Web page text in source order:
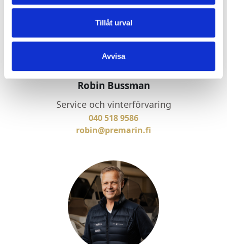
Tillåt urval
Avvisa
Robin Bussman
Service och vinterförvaring
040 518 9586
robin@premarin.fi